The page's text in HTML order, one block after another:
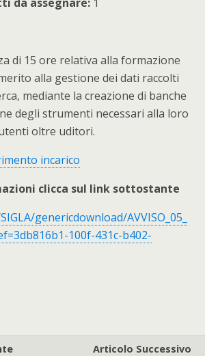
di 15 ore relativa alla formazione
alla gestione dei dati raccolti
mediante la creazione di banche
degli strumenti necessari alla loro
oltre uditori.
incarico
clicca sul link sottostante
genericdownload/AVVISO_05_
100f-431c-b402-
Articolo Successivo